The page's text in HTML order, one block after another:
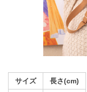
サイズ 長さ(cm)